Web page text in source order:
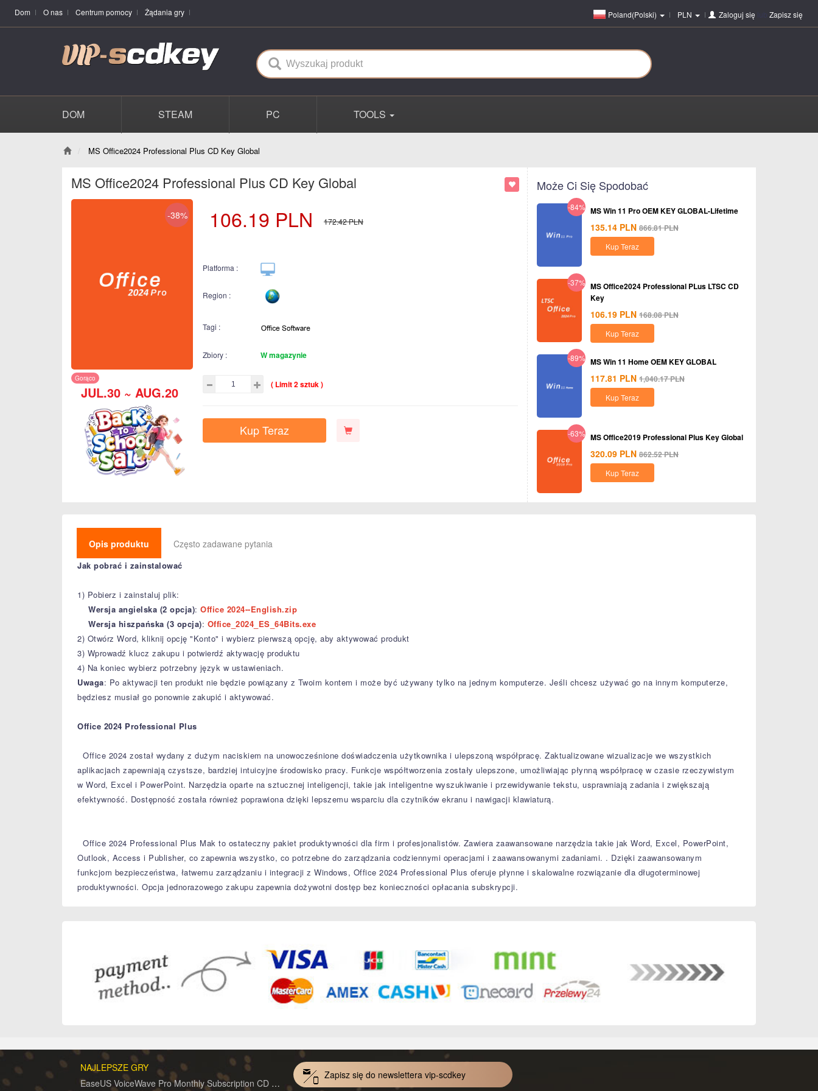
Dom O nas Centrum pomocy Żądania gry Poland(Polski) PLN Zaloguj się lub Zapisz się
DOM STEAM PC TOOLS
MS Office2024 Professional Plus CD Key Global
MS Office2024 Professional Plus CD Key Global
-38%
JUL.30 ~ AUG.20
Gorąco
106.19 PLN 172.42PLN
Platforma :
Region :
Tagi :
Zbiory : W magazynie
( Limit 2 sztuk )
Kup Teraz
Może Ci Się Spodobać
-84% MS Win 11 Pro OEM KEY GLOBAL-Lifetime
135.14 PLN 866.81PLN
Kup Teraz
-37% MS Office2024 Professional PLus LTSC CD
Key
106.19 PLN 168.08PLN
Kup Teraz
-89% MS Win 11 Home OEM KEY GLOBAL
117.81 PLN 1,040.17PLN
Kup Teraz
-63% MS Office2019 Professional Plus Key Global
320.09 PLN 862.52PLN
Kup Teraz
Opis produktu Często zadawane pytania
Jak pobrać i zainstalować
1) Pobierz i zainstaluj plik:
Wersja angielska (2 opcja): Office 2024--English.zip
Wersja hiszpańska (3 opcja): Office_2024_ES_64Bits.exe
2) Otwórz Word, kliknij opcję "Konto" i wybierz pierwszą opcję, aby aktywować produkt
3) Wprowadź klucz zakupu i potwierdź aktywację produktu
4) Na koniec wybierz potrzebny język w ustawieniach.
Uwaga: Po aktywacji ten produkt nie będzie powiązany z Twoim kontem i może być używany tylko na jednym komputerze. Jeśli chcesz używać go na innym komputerze,
będziesz musiał go ponownie zakupić i aktywować.
Office 2024 Professional Plus
Office 2024 został wydany z dużym naciskiem na unowocześnione doświadczenia użytkownika i ulepszoną współpracę. Zaktualizowane wizualizacje we wszystkich
aplikacjach zapewniają czystsze, bardziej intuicyjne środowisko pracy. Funkcje współtworzenia zostały ulepszone, umożliwiając płynną współpracę w czasie rzeczywistym
w Word, Excel i PowerPoint. Narzędzia oparte na sztucznej inteligencji, takie jak inteligentne wyszukiwanie i przewidywanie tekstu, usprawniają zadania i zwiększają
efektywność. Dostępność została również poprawiona dzięki lepszemu wsparciu dla czytników ekranu i nawigacji klawiaturą.
Office 2024 Professional Plus Mak to ostateczny pakiet produktywności dla firm i profesjonalistów. Zawiera zaawansowane narzędzia takie jak Word, Excel, PowerPoint,
Outlook, Access i Publisher, co zapewnia wszystko, co potrzebne do zarządzania codziennymi operacjami i zaawansowanymi zadaniami. . Dzięki zaawansowanym
funkcjom bezpieczeństwa, łatwemu zarządzaniu i integracji z Windows, Office 2024 Professional Plus oferuje płynne i skalowalne rozwiązanie dla długoterminowej
produktywności. Opcja jednorazowego zakupu zapewnia dożywotni dostęp bez konieczności opłacania subskrypcji.
NAJLEPSZE GRY
EaseUS VoiceWave Pro Monthly Subscription CD Key Global
Zapisz się do newslettera vip-scdkey